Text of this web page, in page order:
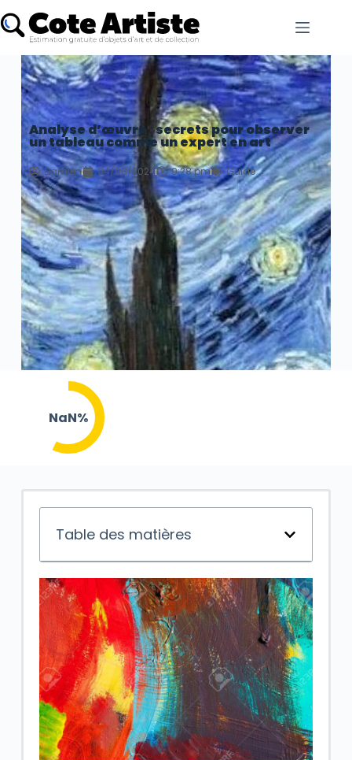
Analyse d’œuvre : secrets pour observer
un tableau comme un expert en art
Damien 04/08/2024 9:28 pm Guide
NaN%
Table des matières